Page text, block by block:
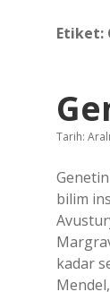
Etiket:
Tarih:
bilim
kadar